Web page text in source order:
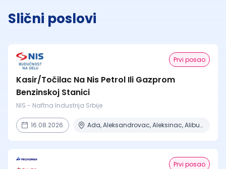
Slični poslovi
Prvi posao
Kasir/Točilac Na Nis Petrol Ili Gazprom
Benzinskoj Stanici
NIS - Naftna Industrija Srbije
16.08.2026. Ada, Aleksandrovac, Aleksinac, Alibunar, Apatin + 206 mesta
Prvi posao